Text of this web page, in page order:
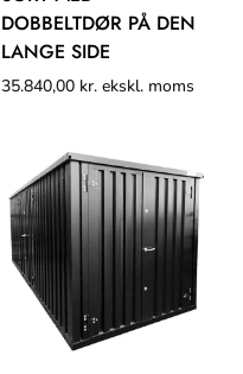
DOBBELTDØR PÅ DEN
LANGE SIDE
35.840,00 kr. ekskl. moms